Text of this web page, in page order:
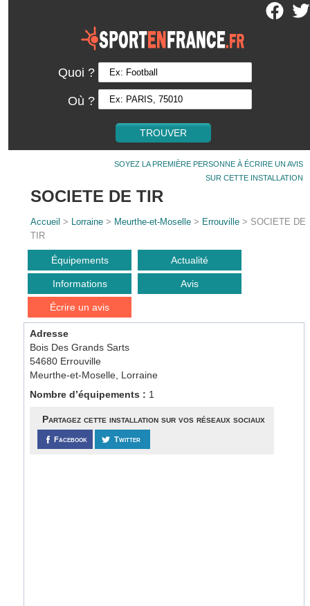
Quoi ?
Où ?
SOYEZ LA PREMIÈRE PERSONNE À ÉCRIRE UN AVIS
SUR CETTE INSTALLATION
SOCIETE DE TIR
Accueil > Lorraine > Meurthe-et-Moselle > Errouville > SOCIETE DE
TIR
Équipements Actualité
Informations Avis
Écrire un avis
Adresse
Bois Des Grands Sarts
54680 Errouville
Meurthe-et-Moselle, Lorraine
Nombre d’équipements : 1
Partagez cette installation sur vos réseaux sociaux
Facebook Twitter